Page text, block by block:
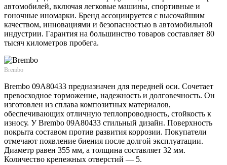
автомобилей, включая легковые машины, спортивные и
гоночные иномарки. Бренд ассоциируется с высочайшим
качеством, инновациями и безопасностью в автомобильной
индустрии. Гарантия на большинство товаров составляет 80
тысяч километров пробега.
Brembo
Brembo 09A80433 предназначен для передней оси. Сочетает
превосходное торможение, надежность и долговечность. Он
изготовлен из сплава композитных материалов,
обеспечивающих отличную теплопроводность, стойкость к
износу. У Brembo 09A80433 стильный дизайн. Поверхность
покрыта составом против развития коррозии. Покупатели
отмечают появление биения после долгой эксплуатации.
Диаметр равен 355 мм, а толщина составляет 32 мм.
Количество крепежных отверстий — 5.